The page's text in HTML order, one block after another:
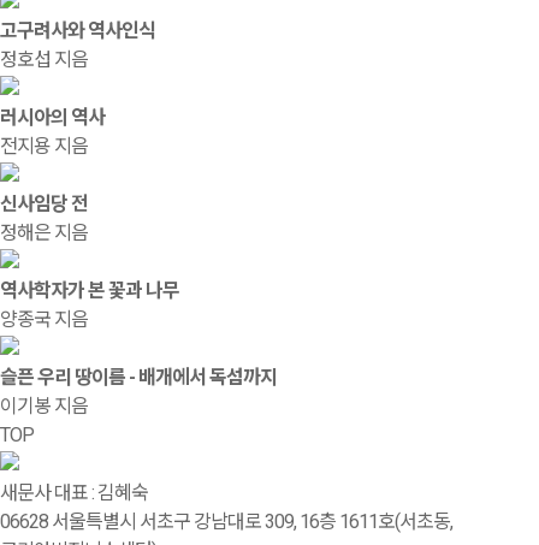
고구려사와 역사인식
정호섭 지음
러시아의 역사
전지용 지음
신사임당 전
정해은 지음
역사학자가 본 꽃과 나무
양종국 지음
슬픈 우리 땅이름 - 배개에서 독섬까지
이기봉 지음
TOP
새문사 대표 : 김혜숙
06628 서울특별시 서초구 강남대로 309, 16층 1611호(서초동,